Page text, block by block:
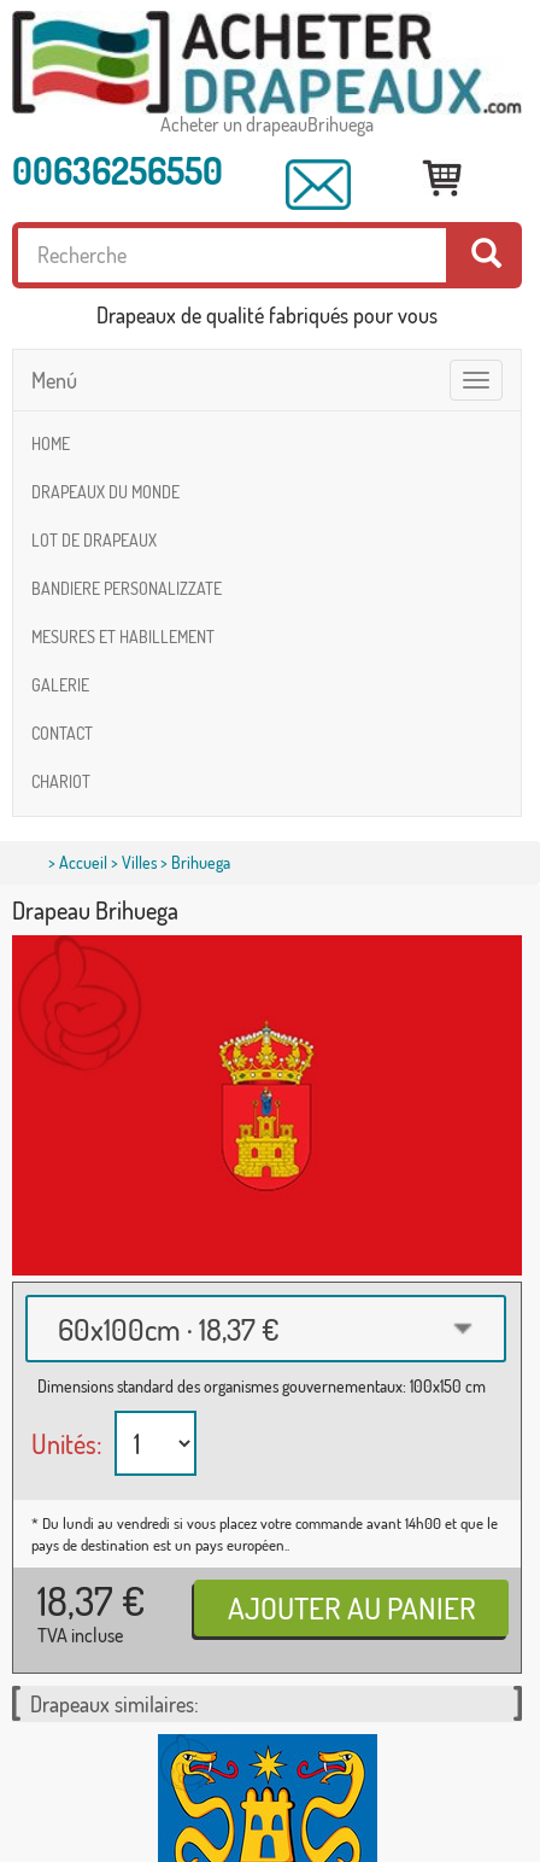
Acheter un drapeauBrihuega
00636256550
Drapeaux de qualité fabriqués pour vous
Toggle
navigation
Menú
HOME
DRAPEAUX DU MONDE
LOT DE DRAPEAUX
BANDIERE PERSONALIZZATE
MESURES ET HABILLEMENT
GALERIE
CONTACT
CHARIOT
>Accueil>Villes> Brihuega
Drapeau Brihuega
60x100cm · 18,37 €
Dimensions standard des organismes gouvernementaux: 100x150 cm
Unités:
* Du lundi au vendredi si vous placez votre commande avant 14h00 et que le
pays de destination est un pays européen..
18,37 €
TVA incluse
Drapeaux similaires: